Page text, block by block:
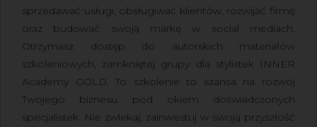
sprzedawać usługi, obsługiwać klientów, rozwijać firmę
oraz budować swoją markę w social mediach.
Otrzymasz dostęp do autorskich materiałów
szkoleniowych, zamkniętej grupy dla stylistek INNER
Academy GOLD. To szkolenie to szansa na rozwój
Twojego biznesu pod okiem doświadczonych
specjalistek. Nie zwlekaj, zainwestuj w swoją przyszłość